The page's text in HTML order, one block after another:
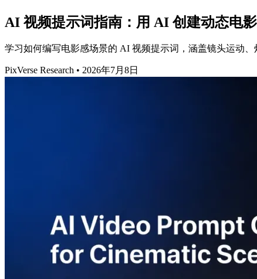
AI 视频提示词指南：用 AI 创建动态电
学习如何编写电影感场景的 AI 视频提示词，涵盖镜头运动、
PixVerse Research • 2026年7月8日